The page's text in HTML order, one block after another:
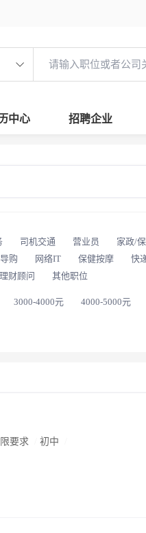
中心 招聘企业
司机交通 营业员 家政/
购 网络IT 保健按摩 快
理财顾问 其他职位
3000-4000元 4000-5000元
要求 初中